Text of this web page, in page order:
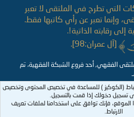
التي تطرح في الملتقى لا تعبر
وإنما تعبر عن رأي كاتبها فقط.
رقابته الذاتية!.
[آل عمران:98].
الفقهي, أحد فروع الشبكة الفقهية، تم
(الكوكيز ) للمساعدة في تخصيص المحتوى وتخصيص
تسجيل دخولك إذا قمت بالتسجيل.
الموقع، فإنك توافق على استخدامنا لملفات تعريف
الارتباط.